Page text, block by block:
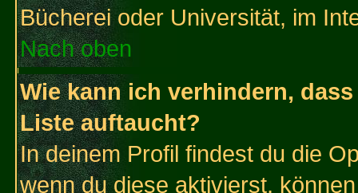
Bücherei oder Universität, im
Nach oben
Wie kann ich verhindern,
Liste auftaucht?
In deinem Profil findest du die
wenn du diese aktivierst,